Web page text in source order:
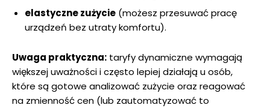
elastyczne zużycie (możesz przesuwać pracę
urządzeń bez utraty komfortu).
Uwaga praktyczna: taryfy dynamiczne wymagają
większej uważności i często lepiej działają u osób,
które są gotowe analizować zużycie oraz reagować
na zmienność cen (lub zautomatyzować to